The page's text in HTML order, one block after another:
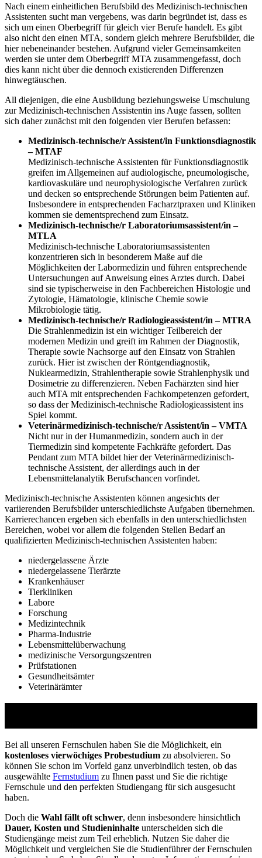
Nach einem einheitlichen Berufsbild des Medizinisch-technischen
Assistenten sucht man vergebens, was darin begründet ist, dass es
sich um einen Oberbegriff für gleich vier Berufe handelt. Es gibt
also nicht den einen MTA, sondern gleich mehrere Berufsbilder, die
hier nebeneinander bestehen. Aufgrund vieler Gemeinsamkeiten
werden sie unter dem Oberbegriff MTA zusammengefasst, doch
dies kann nicht über die dennoch existierenden Differenzen
hinwegtäuschen.
All diejenigen, die eine Ausbildung beziehungsweise Umschulung
zur Medizinisch-technischen Assistentin ins Auge fassen, sollten
sich daher zunächst mit den folgenden vier Berufen befassen:
Medizinisch-technische/r Assistent/in Funktionsdiagnostik
– MTAF
Medizinisch-technische Assistenten für Funktionsdiagnostik
greifen im Allgemeinen auf audiologische, pneumologische,
kardiovaskuläre und neurophysiologische Verfahren zurück
und decken so entsprechende Störungen beim Patienten auf.
Insbesondere in entsprechenden Facharztpraxen und Kliniken
kommen sie dementsprechend zum Einsatz.
Medizinisch-technische/r Laboratoriumsassistent/in –
MTLA
Medizinisch-technische Laboratoriumsassistenten
konzentrieren sich in besonderem Maße auf die
Möglichkeiten der Labormedizin und führen entsprechende
Untersuchungen auf Anweisung eines Arztes durch. Dabei
sind sie typischerweise in den Fachbereichen Histologie und
Zytologie, Hämatologie, klinische Chemie sowie
Mikrobiologie tätig.
Medizinisch-technische/r Radiologieassistent/in – MTRA
Die Strahlenmedizin ist ein wichtiger Teilbereich der
modernen Medizin und greift im Rahmen der Diagnostik,
Therapie sowie Nachsorge auf den Einsatz von Strahlen
zurück. Hier ist zwischen der Röntgendiagnostik,
Nuklearmedizin, Strahlentherapie sowie Strahlenphysik und
Dosimetrie zu differenzieren. Neben Fachärzten sind hier
auch MTA mit entsprechenden Fachkompetenzen gefordert,
so dass der Medizinisch-technische Radiologieassistent ins
Spiel kommt.
Veterinärmedizinisch-technische/r Assistent/in – VMTA
Nicht nur in der Humanmedizin, sondern auch in der
Tiermedizin sind kompetente Fachkräfte gefordert. Das
Pendant zum MTA bildet hier der Veterinärmedizinisch-
technische Assistent, der allerdings auch in der
Lebensmittelanalytik Berufschancen vorfindet.
Medizinisch-technische Assistenten können angesichts der
variierenden Berufsbilder unterschiedlichste Aufgaben übernehmen.
Karrierechancen ergeben sich ebenfalls in den unterschiedlichsten
Bereichen, wobei vor allem die folgenden Stellen Bedarf an
qualifizierten Medizinisch-technischen Assistenten haben:
niedergelassene Ärzte
niedergelassene Tierärzte
Krankenhäuser
Tierkliniken
Labore
Forschung
Medizintechnik
Pharma-Industrie
Lebensmittelüberwachung
medizinische Versorgungszentren
Prüfstationen
Gesundheitsämter
Veterinärämter
Bei all unseren Fernschulen haben Sie die Möglichkeit, ein
kostenloses vierwöchiges Probestudium zu absolvieren. So
können Sie schon im Vorfeld ganz unverbindlich testen, ob das
ausgewählte Fernstudium zu Ihnen passt und Sie die richtige
Fernschule und den perfekten Studiengang für sich ausgesucht
haben.
Doch die Wahl fällt oft schwer, denn insbesondere hinsichtlich
Dauer, Kosten und Studieninhalte unterscheiden sich die
Studiengänge meist zum Teil erheblich. Nutzen Sie daher die
Möglichkeit und vergleichen Sie die Studienführer der Fernschulen